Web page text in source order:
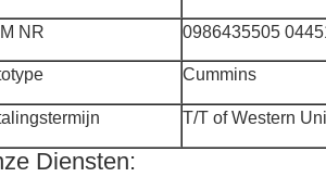
NR 0986435505
Cummins
T/T of Western
Diensten: